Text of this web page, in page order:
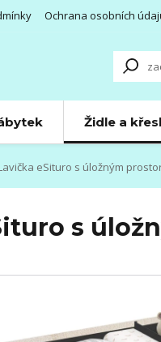
Ochrana osobních
Židle a
eSituro s úložným
s